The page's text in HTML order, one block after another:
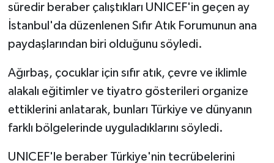
süredir beraber çalıştıkları UNICEF'in geçen ay
İstanbul'da düzenlenen Sıfır Atık Forumunun ana
paydaşlarından biri olduğunu söyledi.
Ağırbaş, çocuklar için sıfır atık, çevre ve iklimle
alakalı eğitimler ve tiyatro gösterileri organize
ettiklerini anlatarak, bunları Türkiye ve dünyanın
farklı bölgelerinde uyguladıklarını söyledi.
UNICEF'le beraber Türkiye'nin tecrübelerini